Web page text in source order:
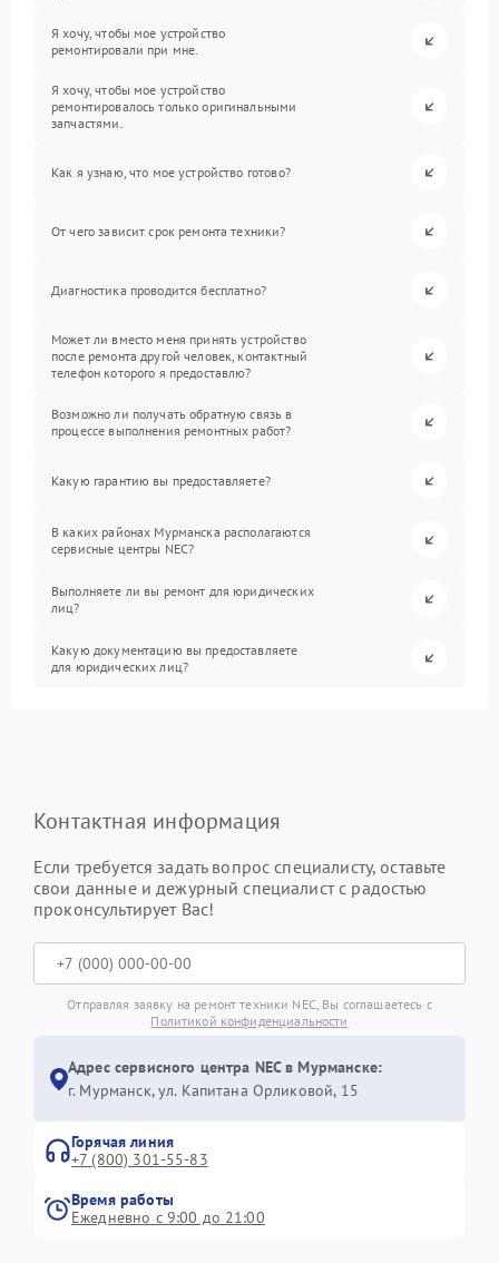
Я хочу, чтобы мое устройство
ремонтировали при мне.
Я хочу, чтобы мое устройство
ремонтировалось только оригинальными
запчастями.
Как я узнаю, что мое устройство готово?
От чего зависит срок ремонта техники?
Диагностика проводится бесплатно?
Может ли вместо меня принять устройство
после ремонта другой человек, контактный
телефон которого я предоставлю?
Возможно ли получать обратную связь в
процессе выполнения ремонтных работ?
Какую гарантию вы предоставляете?
В каких районах Мурманска располагаются
сервисные центры NEC?
Выполняете ли вы ремонт для юридических
лиц?
Какую документацию вы предоставляете
для юридических лиц?
Контактная информация
Если требуется задать вопрос специалисту, оставьте
свои данные и дежурный специалист с радостью
проконсультирует Вас!
Отправляя заявку на ремонт техники NEC, Вы соглашаетесь с
Политикой конфиденциальности
Адрес сервисного центра NEC в Мурманске:
г. Мурманск, ул. Капитана Орликовой, 15
Горячая линия
+7 (800) 301-55-83
Время работы
Ежедневно с 9:00 до 21:00